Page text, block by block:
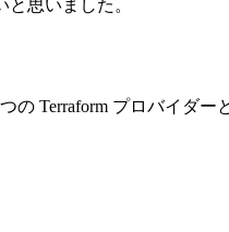
思いました。
の Terraform プロバイダー